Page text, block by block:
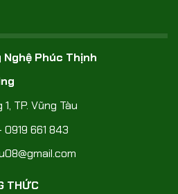
Nghệ Phúc Thịnh
TP. Vũng Tàu
661 843
THỨC